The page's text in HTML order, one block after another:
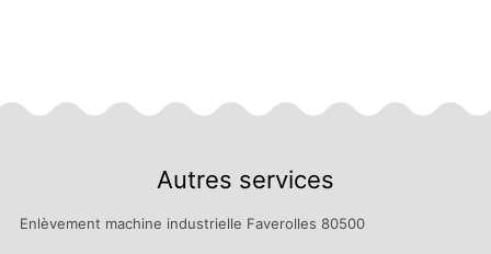
Autres services
Enlèvement machine industrielle Faverolles 80500